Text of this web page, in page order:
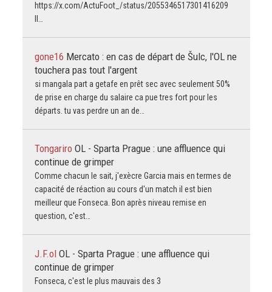
https://x.com/ActuFoot_/status/2055346517301416209
Il…
gone16 Mercato : en cas de départ de Šulc, l'OL ne
touchera pas tout l'argent
si mangala part a getafe en prêt sec avec seulement 50%
de prise en charge du salaire ca pue tres fort pour les
départs. tu vas perdre un an de…
Tongariro OL - Sparta Prague : une affluence qui
continue de grimper
Comme chacun le sait, j'exècre Garcia mais en termes de
capacité de réaction au cours d'un match il est bien
meilleur que Fonseca. Bon après niveau remise en
question, c'est…
J.F.ol OL - Sparta Prague : une affluence qui
continue de grimper
Fonseca, c'est le plus mauvais des 3